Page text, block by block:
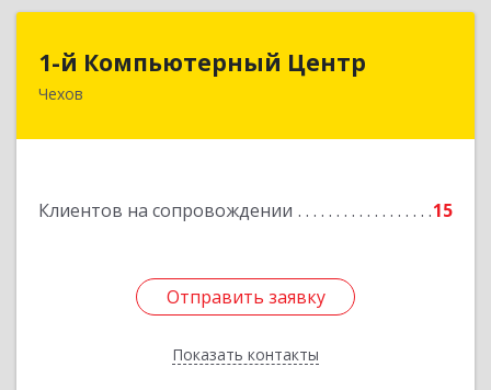
1-й Компьютерный Центр
Чехов
Клиентов на сопровождении 15
Отправить заявку
Показать контакты
1-й Компьютерный Центр
142306, Московская обл, Чеховский р-н, Чехов
Отправить заявку
Назад